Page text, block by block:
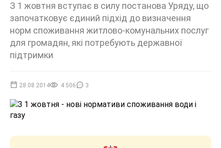
З 1 жовтня вступає в силу постанова Уряду, що
започатковує єдиний підхід до визначення
норм споживання житлово-комунальних послуг
для громадян, які потребують державної
підтримки
28.08.2014 4 506 3